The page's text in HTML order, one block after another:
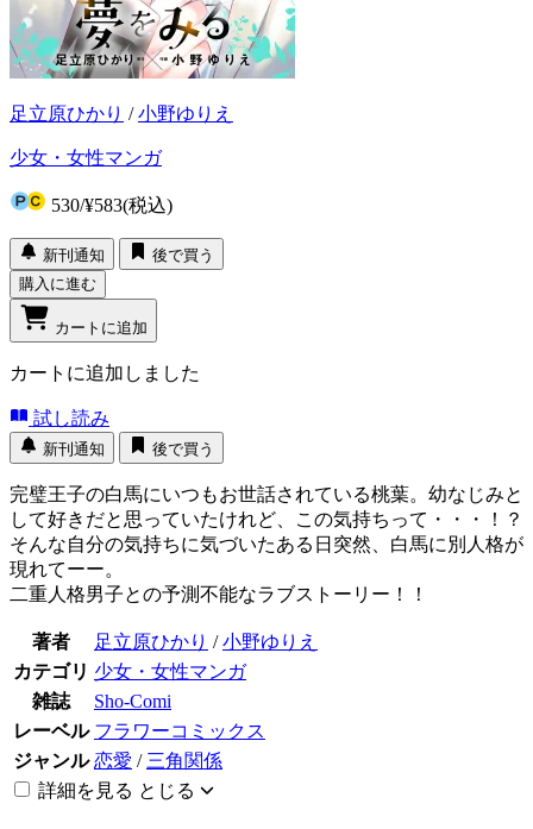
足立原ひかり /小野ゆりえ
少女・女性マンガ
530/¥583(税込)
新刊通知
後で買う
購入に進む
カートに追加
カートに追加しました
試し読み
新刊通知 後で買う
完璧王子の白馬にいつもお世話されている桃葉。幼なじみと
して好きだと思っていたけれど、この気持ちって・・・！？
そんな自分の気持ちに気づいたある日突然、白馬に別人格が
現れてーー。
二重人格男子との予測不能なラブストーリー！！
著者 足立原ひかり /小野ゆりえ
カテゴリ 少女・女性マンガ
雑誌
Sho-Comi
レーベル フラワーコミックス
ジャンル 恋愛 / 三角関係
詳細を見る とじる